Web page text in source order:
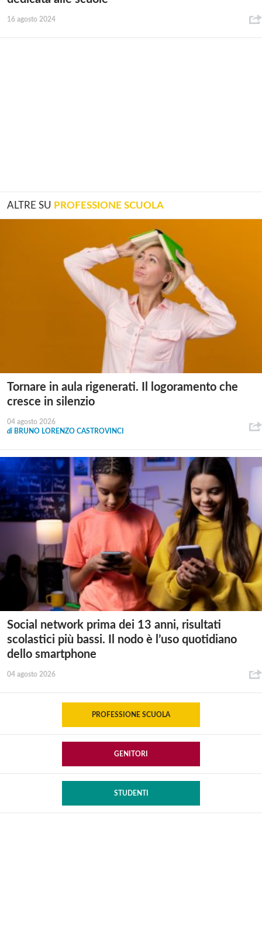
16 agosto 2024
ALTRE SU PROFESSIONE SCUOLA
Tornare in aula rigenerati. Il logoramento che
cresce in silenzio
04 agosto 2026
di BRUNO LORENZO CASTROVINCI
Social network prima dei 13 anni, risultati
scolastici più bassi. Il nodo è l’uso quotidiano
dello smartphone
04 agosto 2026
PROFESSIONE SCUOLA
GENITORI
STUDENTI